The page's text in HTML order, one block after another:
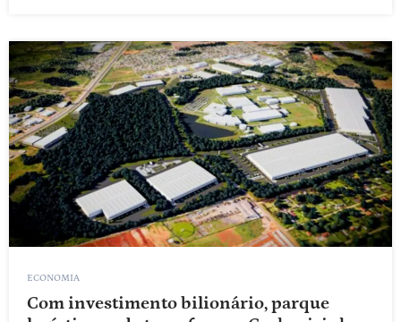
ECONOMIA
Com investimento bilionário, parque